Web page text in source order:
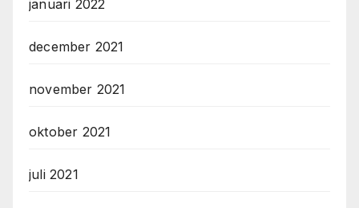
januari 2022
december 2021
november 2021
oktober 2021
juli 2021